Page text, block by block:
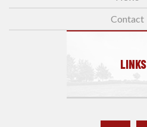
Contact
LINKS